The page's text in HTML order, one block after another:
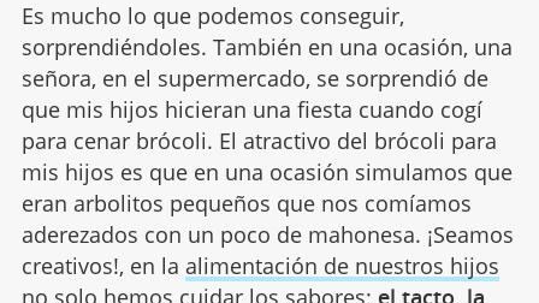
Es mucho lo que podemos conseguir,
sorprendiéndoles. También en una ocasión, una
señora, en el supermercado, se sorprendió de
que mis hijos hicieran una fiesta cuando cogí
para cenar brócoli. El atractivo del brócoli para
mis hijos es que en una ocasión simulamos que
eran arbolitos pequeños que nos comíamos
aderezados con un poco de mahonesa. ¡Seamos
creativos!, en la alimentación de nuestros hijos